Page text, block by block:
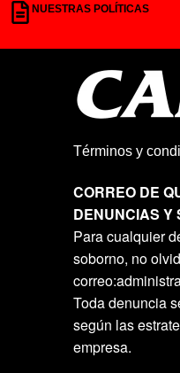
NUESTRAS POLÍTICAS
Términos y
CORREO DE
DENUNCIAS Y
Para cualquier
soborno, no
Toda denuncia
según las
empresa.